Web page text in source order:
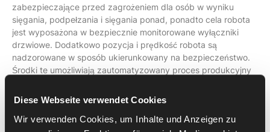
Diese Webseite verwendet Cookies
Wir verwenden Cookies, um Inhalte und Anzeigen zu
zabezpieczające przed zagrożeniem dla osób w wyniku
sięgania, podpełzania i sięgania ponad, ponadto cela robota
jest wyposażona w bezpiecznie monitorowane wyłączniki
drzwiowe. Dodatkowo pozycja i prędkość robota są
nadzorowane w sposób ukierunkowany na bezpieczeństwo.
Środki te umożliwiają zautomatyzowany proces produkcyjny
Powtarzalne procesy frezowania